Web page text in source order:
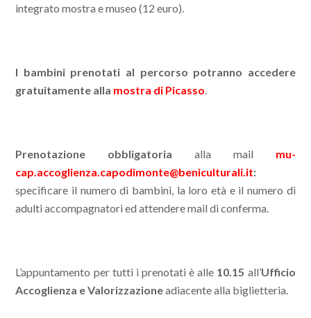
integrato mostra e museo (12 euro).
I bambini prenotati al percorso potranno accedere
gratuitamente alla mostra di Picasso
Prenotazione obbligatoria alla mail mu-
cap.accoglienza.capodimonte@beniculturali.it:
specificare il numero di bambini, la loro età e il numero di
adulti accompagnatori ed attendere mail di conferma.
L’appuntamento per tutti i prenotati è alle 10.15 all’Ufficio
Accoglienza e Valorizzazioneadiacente alla biglietteria.